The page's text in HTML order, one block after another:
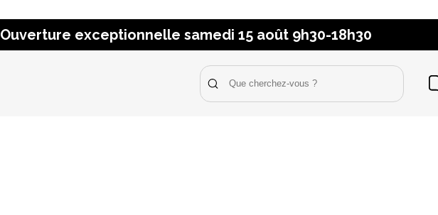
Ouverture exceptionnelle samedi 15 août 9h30-18h30